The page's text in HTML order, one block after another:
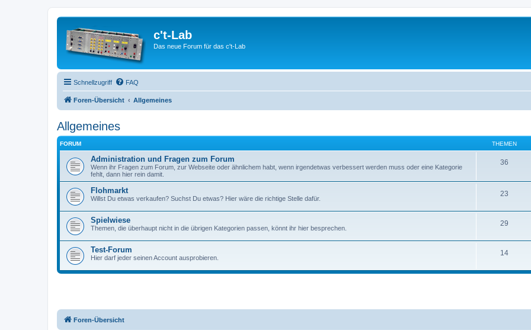
c't-Lab
Das neue Forum für das c't-Lab
Schnellzugriff FAQ
Foren-Übersicht Allgemeines
Allgemeines
FORUM THEMEN
Administration und Fragen zum Forum
Wenn ihr Fragen zum Forum, zur Webseite oder ähnlichem habt, wenn irgendetwas verbessert werden muss oder eine Kategorie
fehlt, dann hier rein damit.
36
Flohmarkt
Willst Du etwas verkaufen? Suchst Du etwas? Hier wäre die richtige Stelle dafür.
23
Spielwiese
Themen, die überhaupt nicht in die übrigen Kategorien passen, könnt ihr hier besprechen.
29
Test-Forum
Hier darf jeder seinen Account ausprobieren.
14
Foren-Übersicht